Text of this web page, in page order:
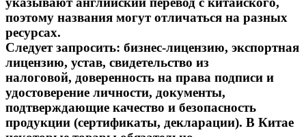
поэтому названия могут отличаться на разных
ресурсах.
Следует запросить: бизнес-лицензию, экспортная
лицензию, устав, свидетельство из
налоговой, доверенность на права подписи и
удостоверение личности, документы,
подтверждающие качество и безопасность
продукции (сертификаты, декларации). В Китае